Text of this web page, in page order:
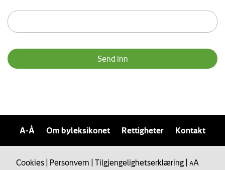
A-Å Om byleksikonet Rettigheter Kontakt
Cookies Personvern Tilgjengelighetserklæring AA